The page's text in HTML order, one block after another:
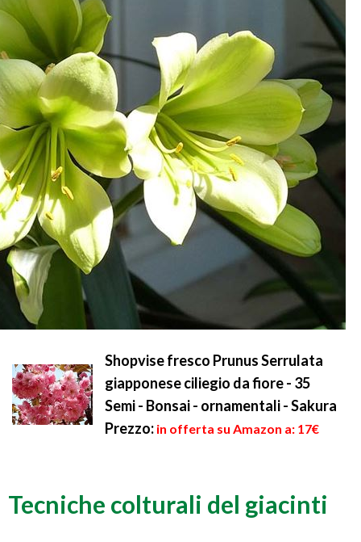
Shopvise fresco Prunus Serrulata
giapponese ciliegio da fiore - 35
Semi - Bonsai - ornamentali - Sakura
Prezzo: in offerta su Amazon a: 17€
Tecniche colturali del giacinti